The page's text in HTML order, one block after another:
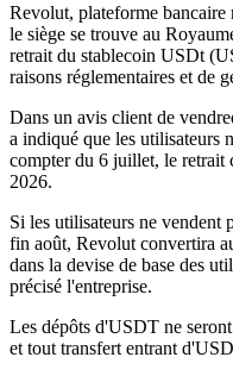
Revolut, plateforme
le siège se trouve au
retrait du stablecoin USDt
raisons réglementaires et de
Dans un avis client de
a indiqué que les utilisateurs
compter du 6 juillet, le retrait
2026.
Si les utilisateurs ne vendent
fin août, Revolut convertira
dans la devise de base des
précisé l'entreprise.
Les dépôts d'USDT ne
et tout transfert entrant